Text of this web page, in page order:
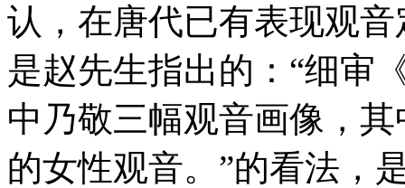
认，在唐代已有表现观
是赵先生指出的：“细审
中乃敬三幅观音画像，
的女性观音。”的看法，